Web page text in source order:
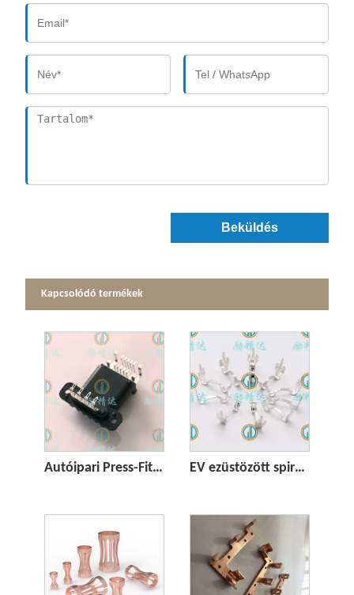
Beküldés
Kapcsolódó termékek
Autóipari Press-Fit csatlakozó EV ezüstözött spirálrugós érintkező